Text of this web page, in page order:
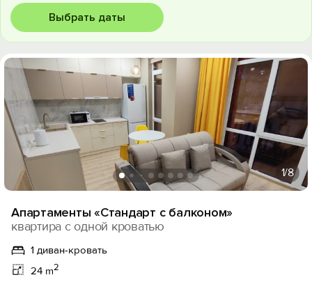
Выбрать даты
1/8
Апартаменты «Стандарт с балконом»
квартира с одной кроватью
1 диван-кровать
24 m2